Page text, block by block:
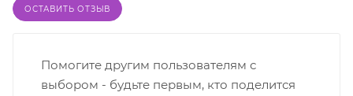
ОСТАВИТЬ ОТЗЫВ
Помогите другим пользователям с
выбором - будьте первым, кто поделится